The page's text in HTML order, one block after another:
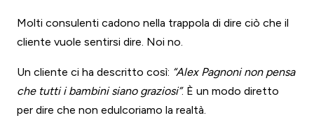
Molti consulenti cadono nella trappola di dire ciò che il
cliente vuole sentirsi dire. Noi no.
Un cliente ci ha descritto così: “Alex Pagnoni non pensa
che tutti i bambini siano graziosi”. È un modo diretto
per dire che non edulcoriamo la realtà.